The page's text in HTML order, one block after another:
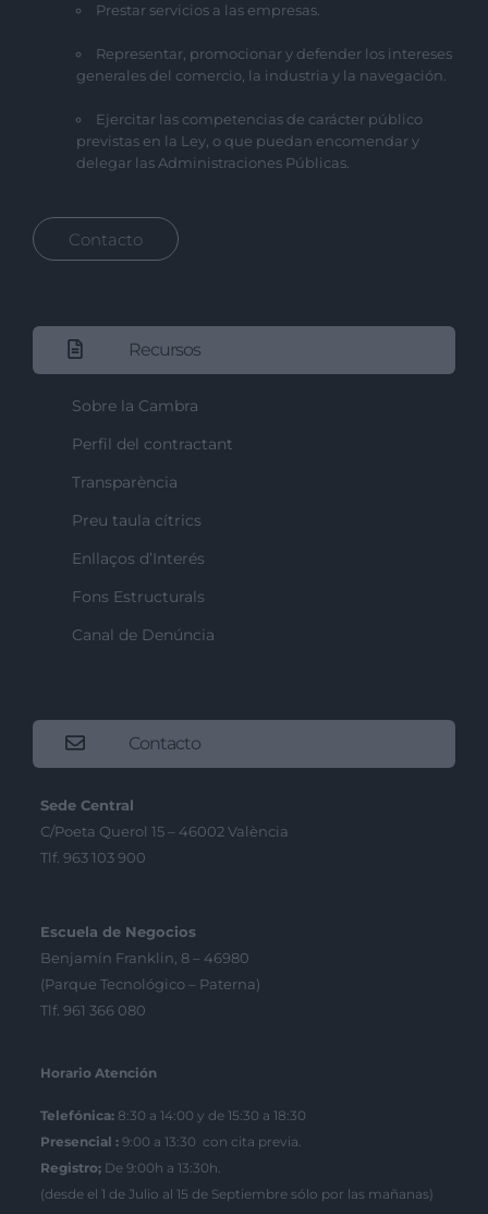
Prestar servicios a las empresas.
Representar, promocionar y defender los intereses
generales del comercio, la industria y la navegación.
Ejercitar las competencias de carácter público
previstas en la Ley, o que puedan encomendar y
delegar las Administraciones Públicas.
Contacto
Recursos
Sobre la Cambra
Perfil del contractant
Transparència
Preu taula cítrics
Enllaços d’Interés
Fons Estructurals
Canal de Denúncia
Contacto
Sede Central
C/Poeta Querol 15 – 46002 València
Tlf. 963 103 900
Escuela de Negocios
Benjamín Franklin, 8 – 46980
(Parque Tecnológico – Paterna)
Tlf. 961 366 080
Horario Atención
Telefónica: 8:30 a 14:00 y de 15:30 a 18:30
Presencial : 9:00 a 13:30 con cita previa.
Registro; De 9:00h a 13:30h.
(desde el 1 de Julio al 15 de Septiembre sólo por las mañanas)